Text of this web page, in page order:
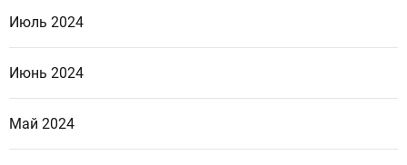
Июль 2024
Июнь 2024
Май 2024